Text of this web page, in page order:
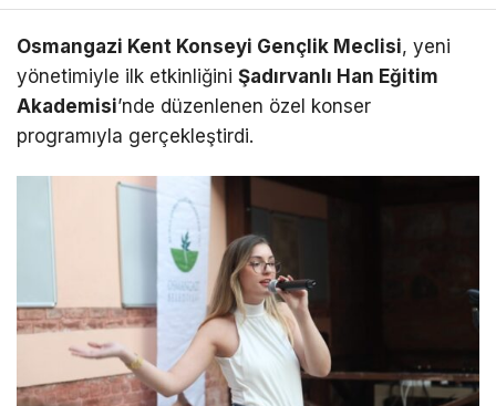
Osmangazi Kent Konseyi Gençlik Meclisi, yeni
yönetimiyle ilk etkinliğini Şadırvanlı Han Eğitim
Akademisi’nde düzenlenen özel konser
programıyla gerçekleştirdi.